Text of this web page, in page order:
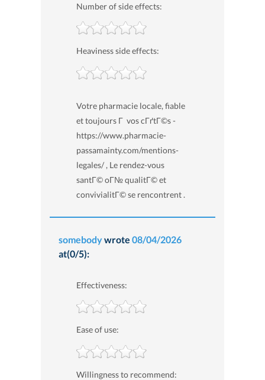
Number of side effects:
Heaviness side effects:
Votre pharmacie locale, fiable
et toujours Г vos cГґtГ©s -
https://www.pharmacie-
passamainty.com/mentions-
legales/ , Le rendez-vous
santГ© oГ№ qualitГ© et
convivialitГ© se rencontrent .
somebodywrote 08/04/2026
at(0/5):
Effectiveness:
Ease of use:
Willingness to recommend: